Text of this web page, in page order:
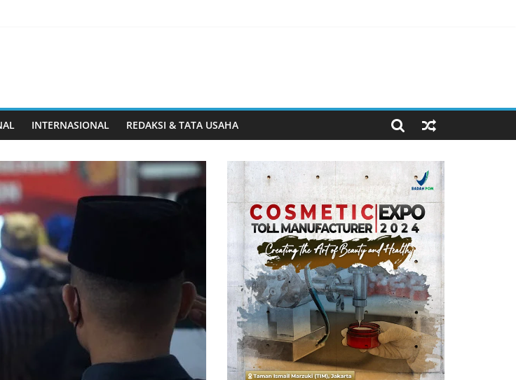
Takluk dari Vietnam di Piala AFF 2026
Masuk Tahap Akhir, Tak Ada Korban Jiwa
Dipadamkan, Layanan Publik Tetap Berjalan
INTERNASIONAL REDAKSI & TATA USAHA